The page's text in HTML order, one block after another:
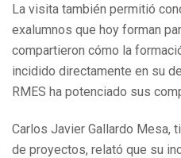
La visita también permitió
exalumnos que hoy forman
compartieron cómo la
incidido directamente en su
RMES ha potenciado sus
Carlos Javier Gallardo Mesa,
de proyectos, relató que su